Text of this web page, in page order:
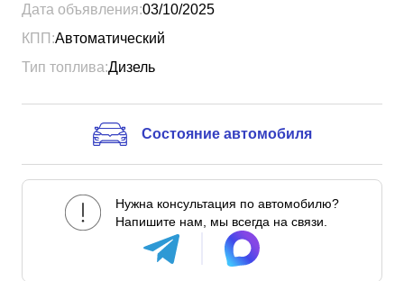
Дата объявления:03/10/2025
КПП:Автоматический
Тип топлива:Дизель
Состояние автомобиля
Нужна консультация по автомобилю?
Напишите нам, мы всегда на связи.